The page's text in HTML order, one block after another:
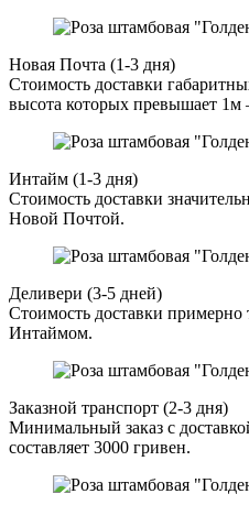
Новая Почта (1-3 дня)
Стоимость доставки
высота которых превышает 1м
Интайм (1-3 дня)
Стоимость доставки
Новой Почтой.
Деливери (3-5 дней)
Стоимость доставки примерно
Интаймом.
Заказной транспорт (2-3 дня)
Минимальный заказ с
составляет 3000 гривен.